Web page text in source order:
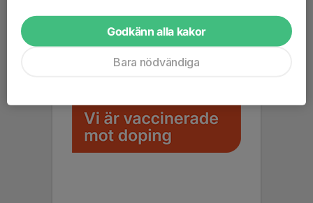
Godkänn alla kakor
Bara nödvändiga